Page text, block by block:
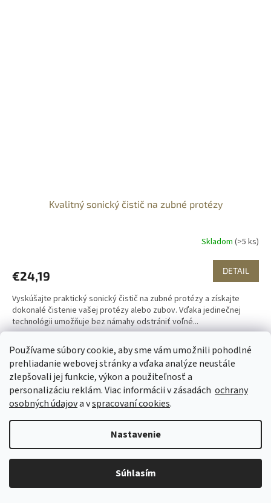
Používame súbory cookie, aby sme vám umožnili pohodlné
prehliadanie webovej stránky a vďaka analýze neustále
zlepšovali jej funkcie, výkon a použiteľnosť a
personalizáciu reklám. Viac informácii v zásadách ochrany
osobných údajova vspracovaní cookies.
Nastavenie
Súhlasím
Kvalitný sonický čistič na zubné protézy
Skladom (>5 ks)
€24,19 DETAIL
Vyskúšajte praktický sonický čistič na zubné protézy a získajte
dokonalé čistenie vašej protézy alebo zubov. Vďaka jedinečnej
technológii umožňuje bez námahy odstrániť voľné...